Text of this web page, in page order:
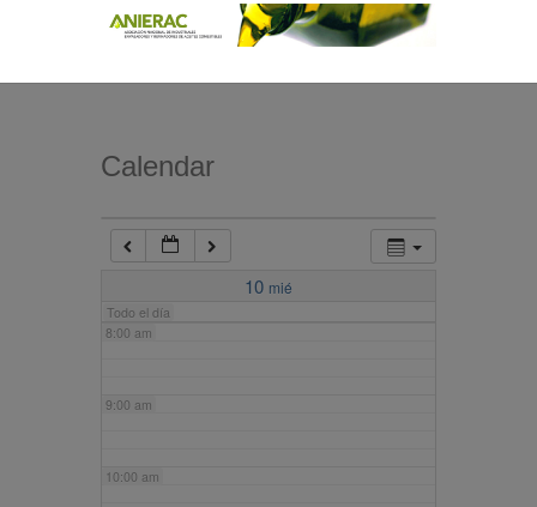
Calendar
10 mié
Todo el día
7:00 am
8:00 am
9:00 am
10:00 am